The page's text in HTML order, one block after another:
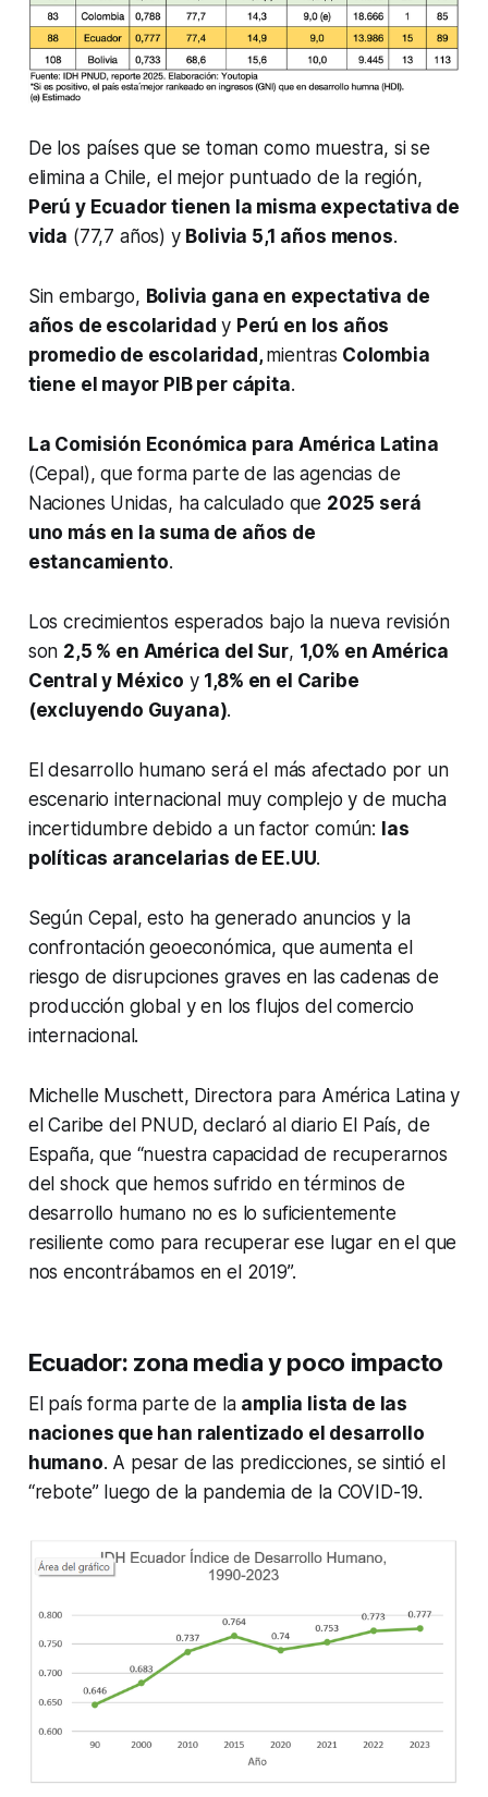
De los países que se toman como muestra, si se
elimina a Chile, el mejor puntuado de la región,
Perú y Ecuador tienen la misma expectativa de
vida (77,7 años) y Bolivia 5,1 años menos.
Sin embargo, Bolivia gana en expectativa de
años de escolaridad y Perú en los años
promedio de escolaridad,mientras Colombia
tiene el mayor PIB per cápita.
La Comisión Económica para América Latina
(Cepal), que forma parte de las agencias de
Naciones Unidas, ha calculado que 2025 será
uno más en la suma de años de
estancamiento.
Los crecimientos esperados bajo la nueva revisión
son 2,5 % en América del Sur, 1,0% en América
Central y México y 1,8% en el Caribe
(excluyendo Guyana).
El desarrollo humano será el más afectado por un
escenario internacional muy complejo y de mucha
incertidumbre debido a un factor común: las
políticas arancelarias de EE.UU.
Según Cepal, esto ha generado anuncios y la
confrontación geoeconómica, que aumenta el
riesgo de disrupciones graves en las cadenas de
producción global y en los flujos del comercio
internacional.
Michelle Muschett, Directora para América Latina y
el Caribe del PNUD, declaró al diario El País, de
España, que “nuestra capacidad de recuperarnos
del shock que hemos sufrido en términos de
desarrollo humano no es lo suficientemente
resiliente como para recuperar ese lugar en el que
nos encontrábamos en el 2019”.
Ecuador: zona media y poco impacto
El país forma parte de la amplia lista de las
naciones que han ralentizado el desarrollo
humano. A pesar de las predicciones, se sintió el
“rebote” luego de la pandemia de la COVID-19.